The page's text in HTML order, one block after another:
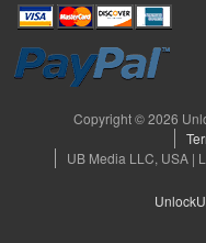
Copyright © 2026
UB Media LLC, USA |